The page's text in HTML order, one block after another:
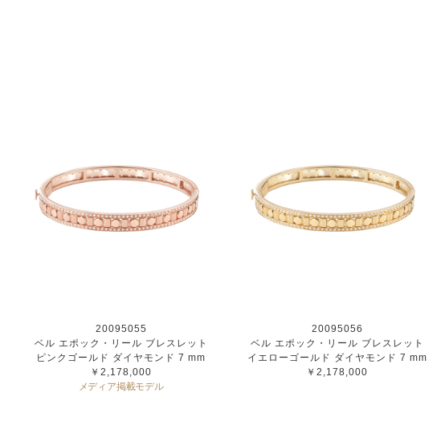
20095055
ベル エポック・リール ブレスレット
ピンクゴールド ダイヤモンド 7 mm
￥2,178,000
メディア掲載モデル
20095056
ベル エポック・リール ブレスレット
イエローゴールド ダイヤモンド 7 mm
￥2,178,000